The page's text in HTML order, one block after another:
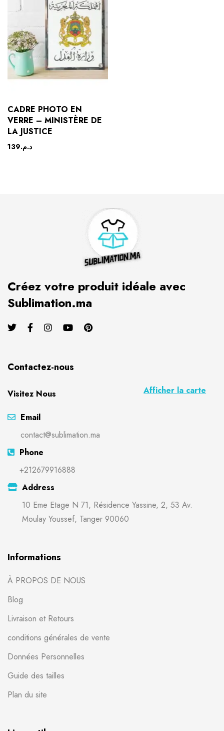
CADRE PHOTO EN
VERRE – MINISTÈRE DE
LA JUSTICE
د.م.139
Créez votre produit idéale avec
Sublimation.ma
Contactez-nous
Visitez Nous Afficher la carte
Email
contact@sublimation.ma
Phone
+212679916888
Address
10 Eme Etage N 71, Résidence Yassine, 2, 53 Av.
Moulay Youssef, Tanger 90060
Informations
À PROPOS DE NOUS
Blog
Livraison et Retours
conditions générales de vente
Données Personnelles
Guide des tailles
Plan du site